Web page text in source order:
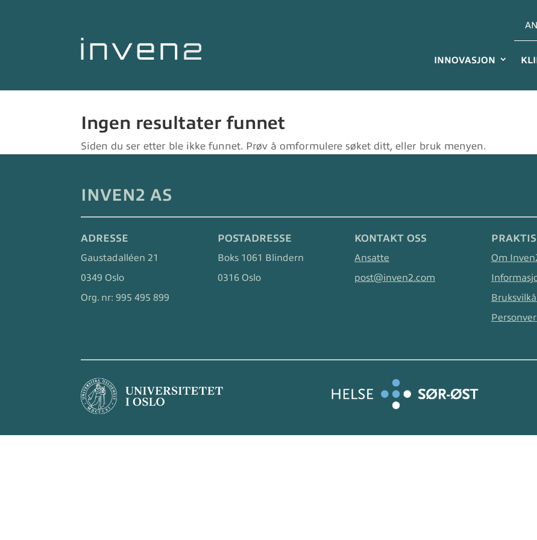
INNOVASJON
Ingen resultater funnet
Siden du ser etter ble ikke funnet. Prøv å omformulere søket ditt, eller bruk menyen.
INVEN2 AS
ADRESSE
Gaustadalléen 21
0349 Oslo
Org. nr:995 495 899
POSTADRESSE
Boks 1061 Blindern
0316 Oslo
KONTAKT OSS
Ansatte
post@inven2.com
Om